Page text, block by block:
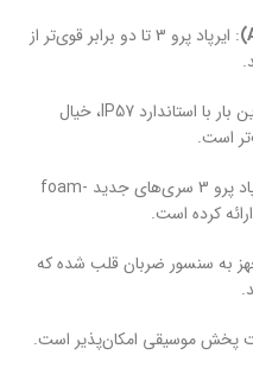
: ایرپاد پرو 3 تا دو برابر قوی‌تر از
: این بار با استاندارد IP57، خیال
است.
: اپل برای ایرپاد پرو 3 سری‌های جدید foam-
پرو 3 مجهز به سنسور ضربان قلب شده که